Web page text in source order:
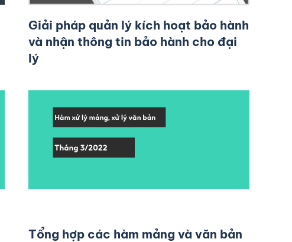
Giải pháp quản lý kích hoạt bảo hành
và nhận thông tin bảo hành cho đại
lý
Tổng hợp các hàm mảng và văn bản